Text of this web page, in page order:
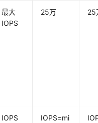
最大
IOPS
25万 25
IOPS
IOPS=mi